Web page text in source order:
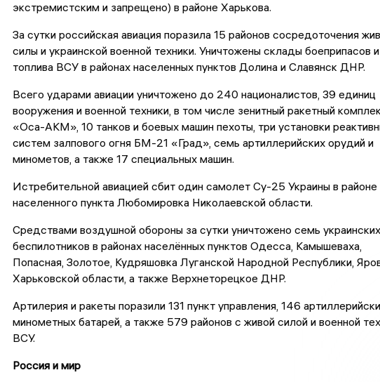
экстремистским и запрещено) в районе Харькова.
За сутки российская авиация поразила 15 районов сосредоточения
силы и украинской военной техники. Уничтожены склады боеприпасов и
топлива ВСУ в районах населенных пунктов Долина и Славянск ДНР.
Всего ударами авиации уничтожено до 240 националистов, 39 единиц
вооружения и военной техники, в том числе зенитный ракетный
«Оса-АКМ», 10 танков и боевых машин пехоты, три установки
систем залпового огня БМ-21 «Град», семь артиллерийских орудий и
минометов, а также 17 специальных машин.
Истребительной авиацией сбит один самолет Су-25 Украины в районе
населенного пункта Любомировка Николаевской области.
Средствами воздушной обороны за сутки уничтожено семь украинских
беспилотников в районах населённых пунктов Одесса, Камышеваха,
Попасная, Золотое, Кудряшовка Луганской Народной Республики,
Харьковской области, а также Верхнеторецкое ДНР.
Артилерия и ракеты поразили 131 пункт управления, 146
минометных батарей, а также 579 районов с живой силой и военной
ВСУ.
Россия и мир